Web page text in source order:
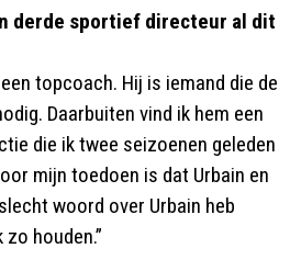
derde sportief directeur al dit
topcoach. Hij is iemand die de
Daarbuiten vind ik hem een
die ik twee seizoenen geleden
mijn toedoen is dat Urbain en
woord over Urbain heb
houden.”